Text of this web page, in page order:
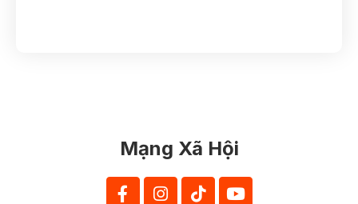
Mạng Xã Hội